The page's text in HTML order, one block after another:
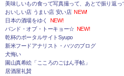
美味しいもの食って写真撮って、あとで振り返っ
おいしい店 うまい店 安い店 NEW!
日本の酒場をゆく
NEW!
バンド・オブ・トーキョー☆ NEW!
乾杯のポータルサイトSyupo
新米フードアナリスト・ハツのブログ
犬悔い
園山真希絵「こころのごはん手帖」
居酒屋礼賛